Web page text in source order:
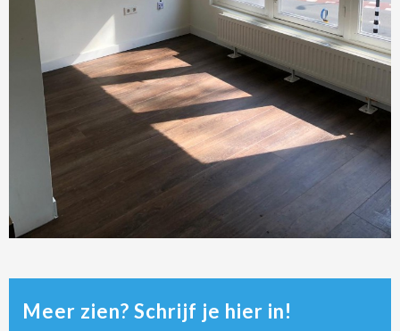
Meer zien? Schrijf je hier in!